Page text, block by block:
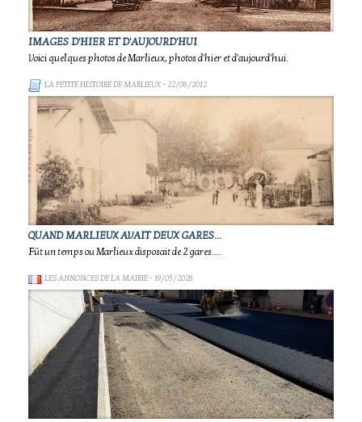
IMAGES D'HIER ET D'AUJOURD'HUI
Voici quelques photos de Marlieux, photos d'hier et d'aujourd'hui.
LA PETITE HISTOIRE DE MARLIEUX- 22/06/2012
QUAND MARLIEUX AVAIT DEUX GARES...
Fût un temps ou Marlieux disposait de 2 gares....
LES ANNONCES DE LA MAIRIE- 19/05/2026